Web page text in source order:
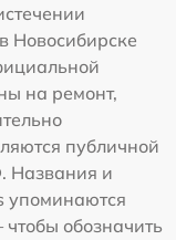
Новосибирске
на ремонт,
публичной
Названия и
упоминаются
обозначить